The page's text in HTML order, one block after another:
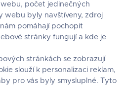
počet jedinečných
webu byly navštíveny, zdroj
pomáhají pochopit
stránky fungují a kde je
stránkách se zobrazují
slouží k personalizaci reklam,
pro vás byly smysluplné. Tyto